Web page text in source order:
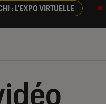
: L'EXPO VIRTUELLE